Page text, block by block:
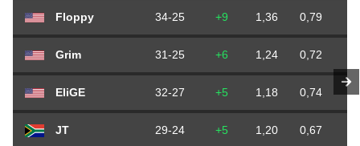
Floppy 34-25 +9 1,36 0,79
Grim 31-25 +6 1,24 0,72
EliGE 32-27 +5 1,18 0,74
JT 29-24 +5 1,20 0,67